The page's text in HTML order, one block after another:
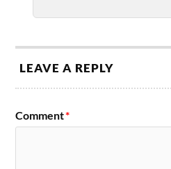
LEAVE A REPLY
Comment*